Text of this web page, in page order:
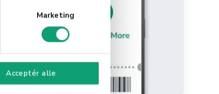
Marketing
Acceptér alle